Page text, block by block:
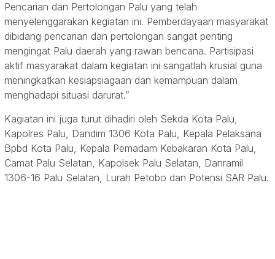
Pencarian dan Pertolongan Palu yang telah
menyelenggarakan kegiatan ini. Pemberdayaan masyarakat
dibidang pencarian dan pertolongan sangat penting
mengingat Palu daerah yang rawan bencana. Partisipasi
aktif masyarakat dalam kegiatan ini sangatlah krusial guna
meningkatkan kesiapsiagaan dan kemampuan dalam
menghadapi situasi darurat.”
Kagiatan ini juga turut dihadiri oleh Sekda Kota Palu,
Kapolres Palu, Dandim 1306 Kota Palu, Kepala Pelaksana
Bpbd Kota Palu, Kepala Pemadam Kebakaran Kota Palu,
Camat Palu Selatan, Kapolsek Palu Selatan, Danramil
1306-16 Palu Selatan, Lurah Petobo dan Potensi SAR Palu.